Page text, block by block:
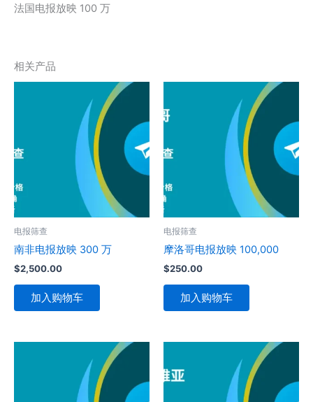
法国电报放映 100 万
相关产品
电报筛查
南非电报放映 300 万
$2,500.00
加入购物车
电报筛查
摩洛哥电报放映 100,000
$250.00
加入购物车